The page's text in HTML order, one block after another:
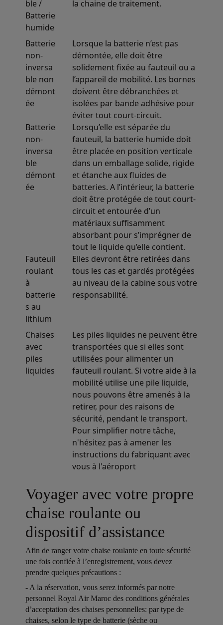
ble /
Batterie
humide
la chaine de traitement.
Batterie
non-
inversa
ble non
démont
ée
Lorsque la batterie n’est pas
démontée, elle doit être
solidement fixée au fauteuil ou a
l’appareil de mobilité. Les bornes
doivent être débranchées et
isolées par bande adhésive pour
éviter tout court-circuit.
Batterie
non-
inversa
ble
démont
ée
Lorsqu’elle est séparée du
fauteuil, la batterie humide doit
être placée en position verticale
dans un emballage solide, rigide
et étanche aux fluides de
batteries. A l’intérieur, la batterie
doit être protégée de tout court-
circuit et entourée d’un
matériaux suffisamment
absorbant pour s’imprégner de
tout le liquide qu’elle contient.
Fauteuil
roulant
à
batterie
s au
lithium
Elles devront être retirées dans
tous les cas et gardés protégées
au niveau de la cabine sous votre
responsabilité.
Chaises
avec
piles
liquides
Les piles liquides ne peuvent être
transportées que si elles sont
utilisées pour alimenter un
fauteuil roulant. Si votre aide à la
mobilité utilise une pile liquide,
nous pouvons être amenés à la
retirer, pour des raisons de
sécurité, pendant le transport.
Pour simplifier notre tâche,
n'hésitez pas à amener les
instructions du fabriquant avec
vous à l'aéroport
Voyager avec votre propre
chaise roulante ou
dispositif d’assistance
Afin de ranger votre chaise roulante en toute sécurité
une fois confiée à l’enregistrement, vous devez
prendre quelques précautions :
Open in a new window
- A la réservation, vous serez informés par notre
personnel Royal Air Maroc des conditions générales
d’acceptation des chaises personnelles: par type de
chaises, selon le type de batterie (sèche ou